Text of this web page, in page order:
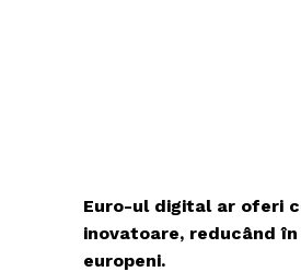
Euro-ul digital ar oferi
inovatoare, reducând
europeni.